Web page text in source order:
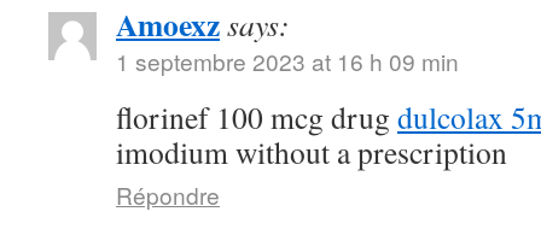
Amoexzsays:
1 septembre 2023 at 16 h 09 min
florinef 100 mcg drug dulcolax
imodium without a prescription
Répondre